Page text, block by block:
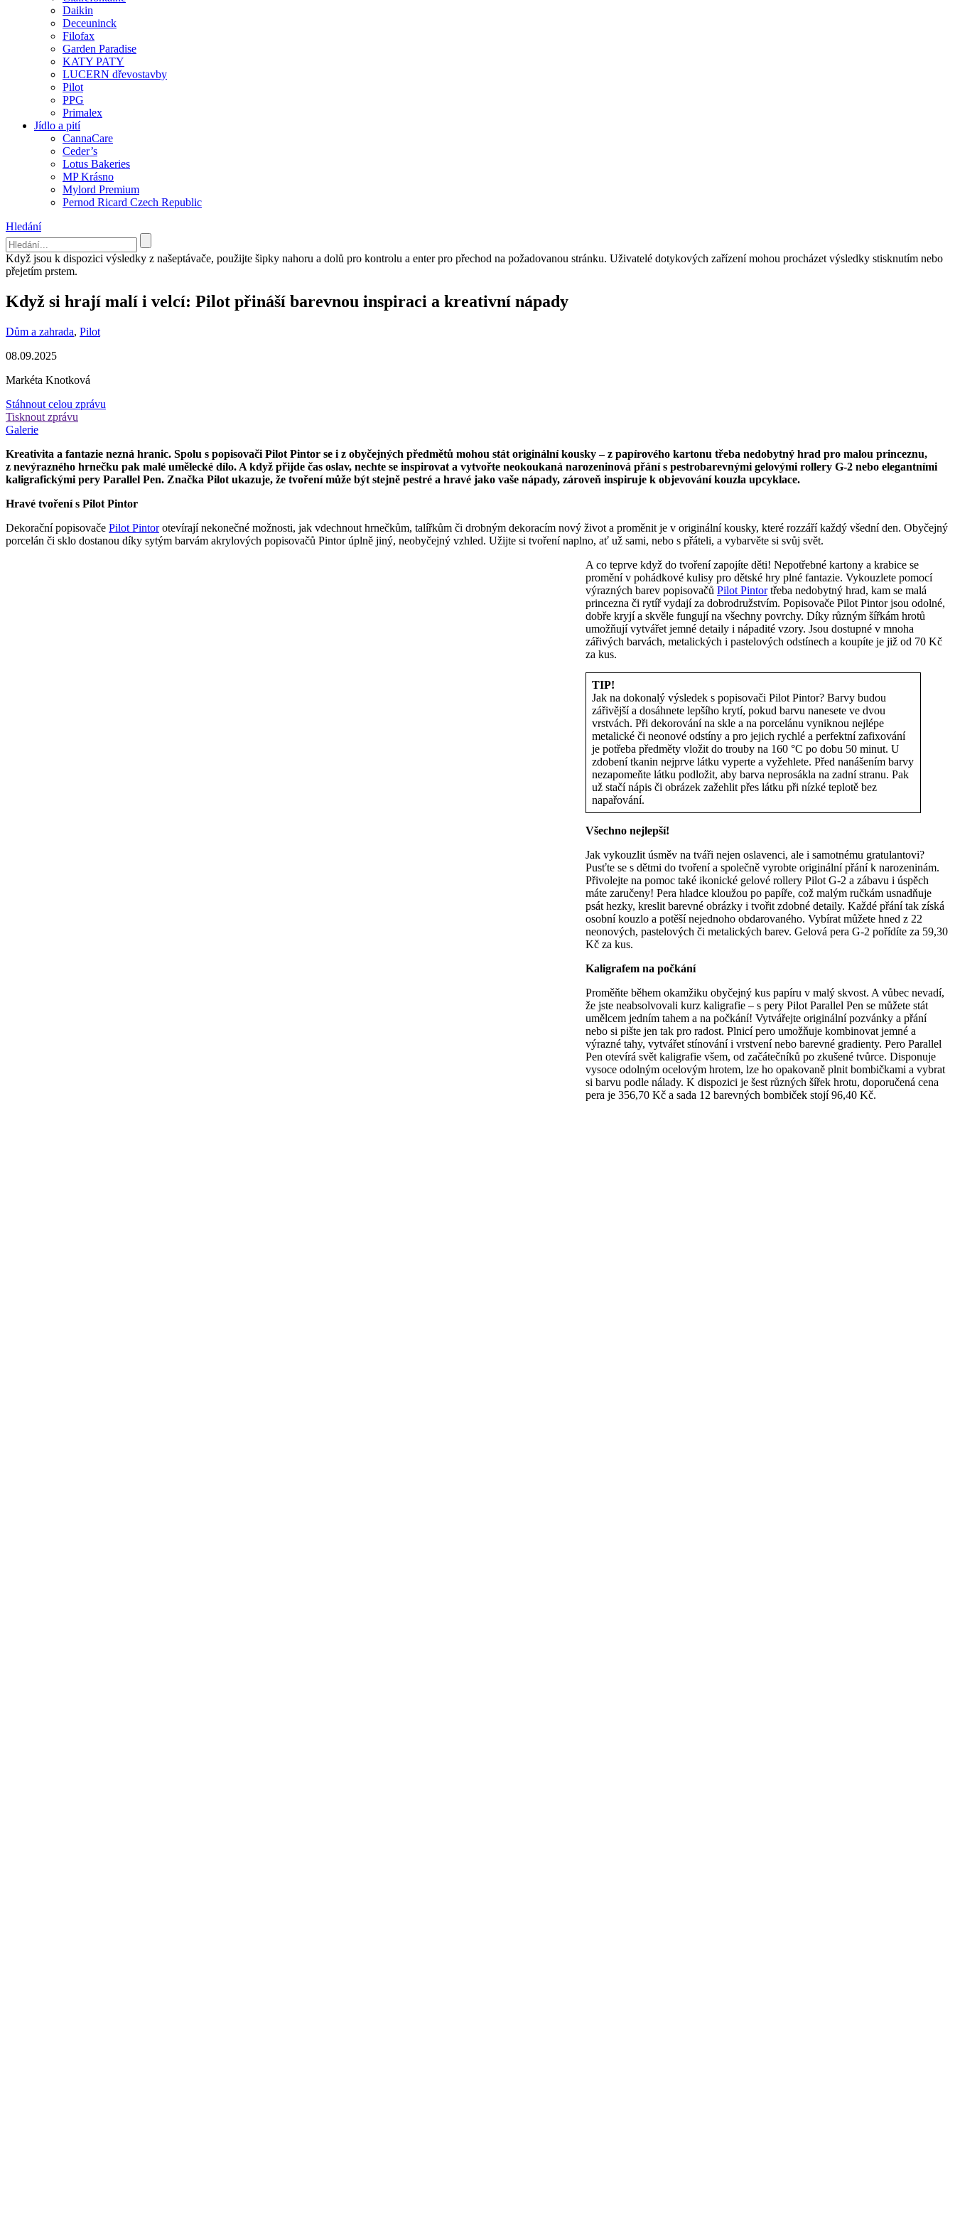
Daikin
Deceuninck
Filofax
Garden Paradise
KATY PATY
LUCERN dřevostavby
Pilot
PPG
Primalex
Jídlo a pití
CannaCare
Ceder’s
Lotus Bakeries
MP Krásno
Mylord Premium
Pernod Ricard Czech Republic
Hledání
Když jsou k dispozici výsledky z našeptávače, použijte šipky nahoru a dolů pro kontrolu a enter pro přechod na požadovanou stránku. Uživatelé dotykových zařízení mohou procházet výsledky stisknutím nebo
přejetím prstem.
Když si hrají malí i velcí: Pilot přináší barevnou inspiraci a kreativní nápady
Dům a zahrada, Pilot
08.09.2025
Markéta Knotková
Stáhnout celou zprávu
Tisknout zprávu
Galerie
Kreativita a fantazie nezná hranic. Spolu s popisovači Pilot Pintor se i z obyčejných předmětů mohou stát originální kousky – z papírového kartonu třeba nedobytný hrad pro malou princeznu,
z nevýrazného hrnečku pak malé umělecké dílo. A když přijde čas oslav, nechte se inspirovat a vytvořte neokoukaná narozeninová přání s pestrobarevnými gelovými rollery G-2 nebo elegantními
kaligrafickými pery Parallel Pen. Značka Pilot ukazuje, že tvoření může být stejně pestré a hravé jako vaše nápady, zároveň inspiruje k objevování kouzla upcyklace.
Hravé tvoření s Pilot Pintor
Dekorační popisovače Pilot Pintorotevírají nekonečné možnosti, jak vdechnout hrnečkům, talířkům či drobným dekoracím nový život a proměnit je v originální kousky, které rozzáří každý všední den. Obyčejný
porcelán či sklo dostanou díky sytým barvám akrylových popisovačů Pintor úplně jiný, neobyčejný vzhled. Užijte si tvoření naplno, ať už sami, nebo s přáteli, a vybarvěte si svůj svět.
A co teprve když do tvoření zapojíte děti! Nepotřebné kartony a krabice se
promění v pohádkové kulisy pro dětské hry plné fantazie. Vykouzlete pomocí
výrazných barev popisovačů Pilot Pintortřeba nedobytný hrad, kam se malá
princezna či rytíř vydají za dobrodružstvím. Popisovače Pilot Pintor jsou odolné,
dobře kryjí a skvěle fungují na všechny povrchy. Díky různým šířkám hrotů
umožňují vytvářet jemné detaily i nápadité vzory. Jsou dostupné v mnoha
zářivých barvách, metalických i pastelových odstínech a koupíte je již od 70 Kč
za kus.
TIP!
Jak na dokonalý výsledek s popisovači Pilot Pintor? Barvy budou
zářivější a dosáhnete lepšího krytí, pokud barvu nanesete ve dvou
vrstvách. Při dekorování na skle a na porcelánu vyniknou nejlépe
metalické či neonové odstíny a pro jejich rychlé a perfektní zafixování
je potřeba předměty vložit do trouby na 160 °C po dobu 50 minut. U
zdobení tkanin nejprve látku vyperte a vyžehlete. Před nanášením barvy
nezapomeňte látku podložit, aby barva neprosákla na zadní stranu. Pak
už stačí nápis či obrázek zažehlit přes látku při nízké teplotě bez
napařování.
Všechno nejlepší!
Jak vykouzlit úsměv na tváři nejen oslavenci, ale i samotnému gratulantovi?
Pusťte se s dětmi do tvoření a společně vyrobte originální přání k narozeninám.
Přivolejte na pomoc také ikonické gelové rollery Pilot G-2 a zábavu i úspěch
máte zaručeny! Pera hladce kloužou po papíře, což malým ručkám usnadňuje
psát hezky, kreslit barevné obrázky i tvořit zdobné detaily. Každé přání tak získá
osobní kouzlo a potěší nejednoho obdarovaného. Vybírat můžete hned z 22
neonových, pastelových či metalických barev. Gelová pera G-2 pořídíte za 59,30
Kč za kus.
Kaligrafem na počkání
Proměňte během okamžiku obyčejný kus papíru v malý skvost. A vůbec nevadí,
že jste neabsolvovali kurz kaligrafie – s pery Pilot Parallel Pen se můžete stát
umělcem jedním tahem a na počkání! Vytvářejte originální pozvánky a přání
nebo si pište jen tak pro radost. Plnicí pero umožňuje kombinovat jemné a
výrazné tahy, vytvářet stínování i vrstvení nebo barevné gradienty. Pero Parallel
Pen otevírá svět kaligrafie všem, od začátečníků po zkušené tvůrce. Disponuje
vysoce odolným ocelovým hrotem, lze ho opakovaně plnit bombičkami a vybrat
si barvu podle nálady. K dispozici je šest různých šířek hrotu, doporučená cena
pera je 356,70 Kč a sada 12 barevných bombiček stojí 96,40 Kč.